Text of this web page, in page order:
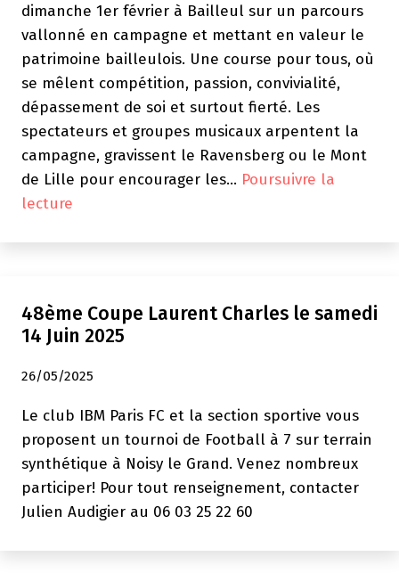
dimanche 1er février à Bailleul sur un parcours
vallonné en campagne et mettant en valeur le
patrimoine bailleulois. Une course pour tous, où
se mêlent compétition, passion, convivialité,
dépassement de soi et surtout fierté. Les
spectateurs et groupes musicaux arpentent la
campagne, gravissent le Ravensberg ou le Mont
de Lille pour encourager les… Poursuivre la
lecture
:
Bailleul,
Dimanche
Février
2026
–
Inscription
de
48ème Coupe Laurent Charles le samedi
14 Juin 2025
26/05/2025
Le club IBM Paris FC et la section sportive vous
proposent un tournoi de Football à 7 sur terrain
synthétique à Noisy le Grand. Venez nombreux
participer! Pour tout renseignement, contacter
Julien Audigier au 06 03 25 22 60